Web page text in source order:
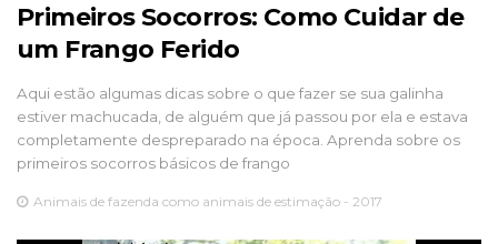
Primeiros Socorros: Como Cuidar de
um Frango Ferido
Aqui estão algumas dicas sobre o que fazer se sua galinha
estiver machucada, de alguém que já passou por ela e estava
completamente despreparado na época. Aprenda sobre os
primeiros socorros básicos de frango
Animais de fazenda como animais de estimação - 2017